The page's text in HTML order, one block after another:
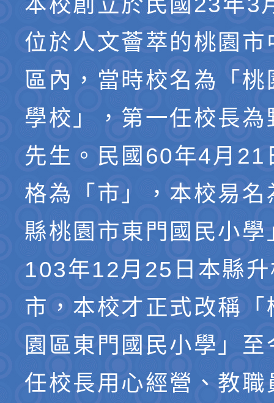
位於人文薈萃的桃園市
區內，當時校名為「桃
學校」，第一任校長為
先生。民國60年4月21
格為「市」，本校易名
縣桃園市東門國民小學
103年12月25日本縣
市，本校才正式改稱「
園區東門國民小學」
任校長用心經營、教職